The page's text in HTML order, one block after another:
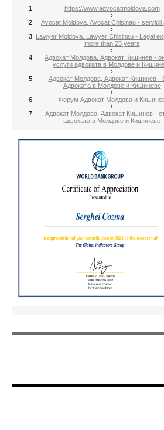
https://www.advocatmoldova.com
›
Avocat Moldova, Avocat Chisinau - servicii
›
Lawyer Moldova. Lawyer Chisinau - Legal
more than 25 years
›
Адвокат Молдова. Адвокат Кишинев -
услуги адвоката в Молдове и
›
Адвокат Молдова, Адвокат Кишинев -
Адвоката в Молдове и Кишиневе
›
Форум Адвокат Молдова и
›
Адвокат Молдова. Адвокат Кишинев -
адвоката в Молдове и Кишиневе